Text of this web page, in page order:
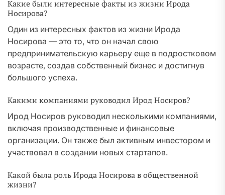
Какие были интересные факты из жизни Ирода
Носирова?
Один из интересных фактов из жизни Ирода
Носирова — это то, что он начал свою
предпринимательскую карьеру еще в подростковом
возрасте, создав собственный бизнес и достигнув
большого успеха.
Какими компаниями руководил Ирод Носиров?
Ирод Носиров руководил несколькими компаниями,
включая производственные и финансовые
организации. Он также был активным инвестором и
участвовал в создании новых стартапов.
Какой была роль Ирода Носирова в общественной
жизни?